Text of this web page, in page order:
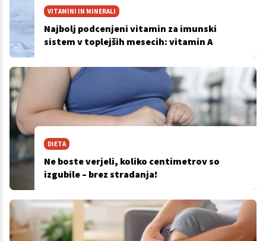
VITAMINI IN MINERALI
Najbolj podcenjeni vitamin za imunski
sistem v toplejših mesecih: vitamin A
DIETA
Ne boste verjeli, koliko centimetrov so
izgubile – brez stradanja!